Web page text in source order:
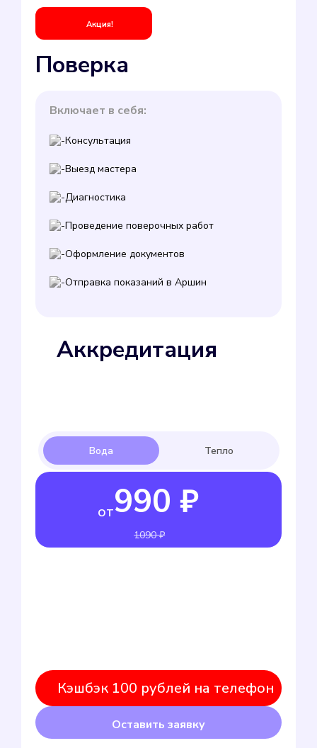
Акция!
Поверка
Включает в себя:
Консультация
Выезд мастера
Диагностика
Проведение поверочных работ
Оформление документов
Отправка показаний в Аршин
Аккредитация
от990 ₽
1090 ₽
Кэшбэк 100 рублей на телефон
Оставить заявку